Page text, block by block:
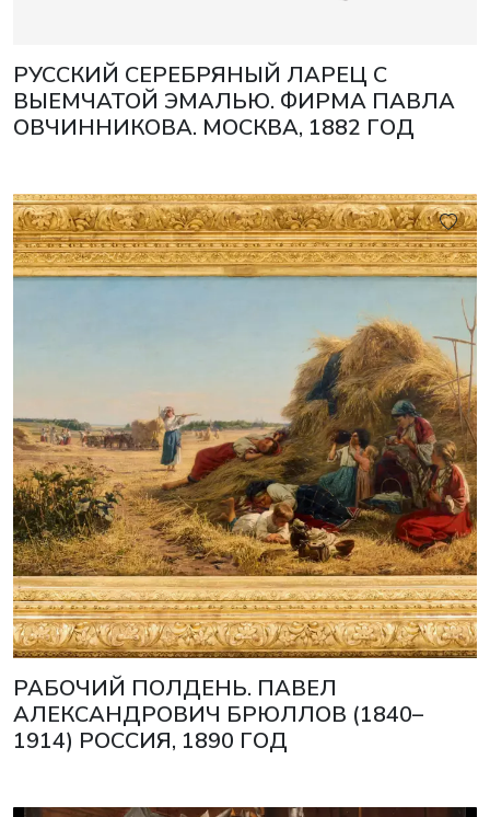
РУССКИЙ СЕРЕБРЯНЫЙ ЛАРЕЦ С
ВЫЕМЧАТОЙ ЭМАЛЬЮ. ФИРМА ПАВЛА
ОВЧИННИКОВА. МОСКВА, 1882 ГОД
РАБОЧИЙ ПОЛДЕНЬ. ПАВЕЛ
АЛЕКСАНДРОВИЧ БРЮЛЛОВ (1840–
1914) РОССИЯ, 1890 ГОД